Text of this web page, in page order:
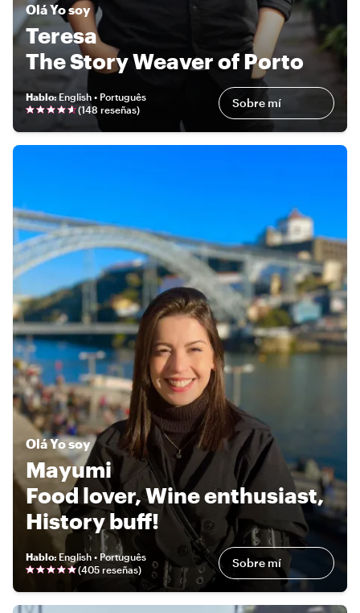
OláYo soy
Teresa
The Story Weaver of Porto
Hablo:English • Português
(148 reseñas) Sobre mí
OláYo soy
Mayumi
Food lover, Wine enthusiast,
History buff!
Hablo: English • Português
(405 reseñas) Sobre mí